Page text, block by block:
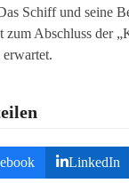
Schiff und seine
zum Abschluss der
erwartet.
LinkedIn